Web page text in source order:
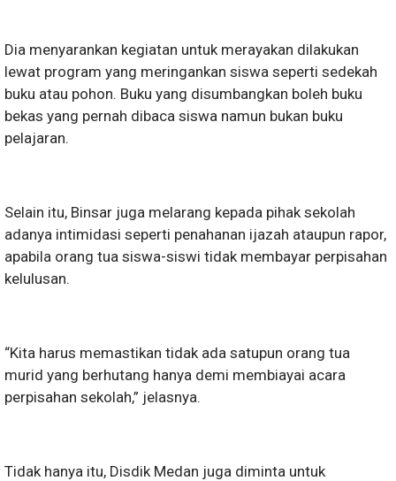
Dia menyarankan kegiatan untuk merayakan dilakukan
lewat program yang meringankan siswa seperti sedekah
buku atau pohon. Buku yang disumbangkan boleh buku
bekas yang pernah dibaca siswa namun bukan buku
pelajaran.
Selain itu, Binsar juga melarang kepada pihak sekolah
adanya intimidasi seperti penahanan ijazah ataupun rapor,
apabila orang tua siswa-siswi tidak membayar perpisahan
kelulusan.
“Kita harus memastikan tidak ada satupun orang tua
murid yang berhutang hanya demi membiayai acara
perpisahan sekolah,” jelasnya.
Tidak hanya itu, Disdik Medan juga diminta untuk